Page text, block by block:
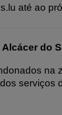
até ao
do
na
serviços